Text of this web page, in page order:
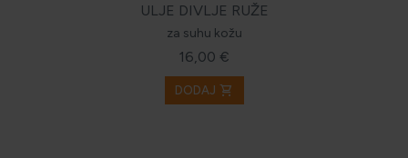
ULJE DIVLJE RUŽE
za suhu kožu
16,00 €
DODAJ shopping_cart